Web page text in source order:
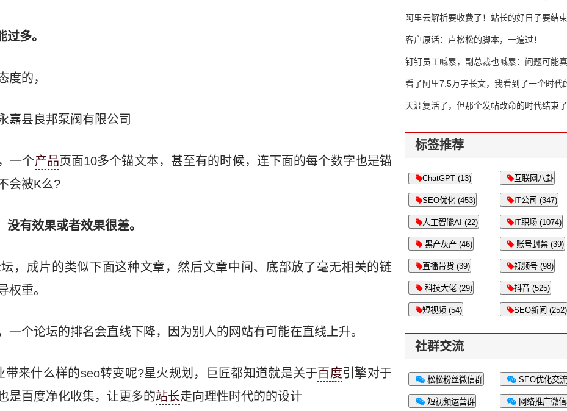
多。
度的，
嘉县良邦泵阀有限公司
一个产品页面10多个锚文本，甚至有的时候，连下面的每个数字也是锚
会被K么?
有效果或者效果很差。
，成片的类似下面这种文章，然后文章中间、底部放了毫无相关的链
权重。
一个论坛的排名会直线下降，因为别人的网站有可能在直线上升。
带来什么样的seo转变呢?星火规划，巨匠都知道就是关于百度引擎对于
是百度净化收集，让更多的站长走向理性时代的的设计
16万亿
阿里云解析要收费了！站长的好日子要结
客户原话：卢松松的脚本，一遍过！
钉钉员工喊累，副总裁也喊累：问题可能
了
看了阿里7.5万字长文，我看到了一个时代
天涯复活了，但那个发帖改命的时代结束了
标签推荐
ChatGPT (13) 互联网八卦
SEO优化 (453) IT公司 (347)
人工智能AI (22) IT职场 (1074)
黑产灰产 (46) 账号封禁 (39)
直播带货 (39) 视频号 (98)
科技大佬 (29) 抖音 (525)
短视频 (54) SEO新闻 (252)
社群交流
松松粉丝微信群 SEO优化交
短视频运营群 网络推广微